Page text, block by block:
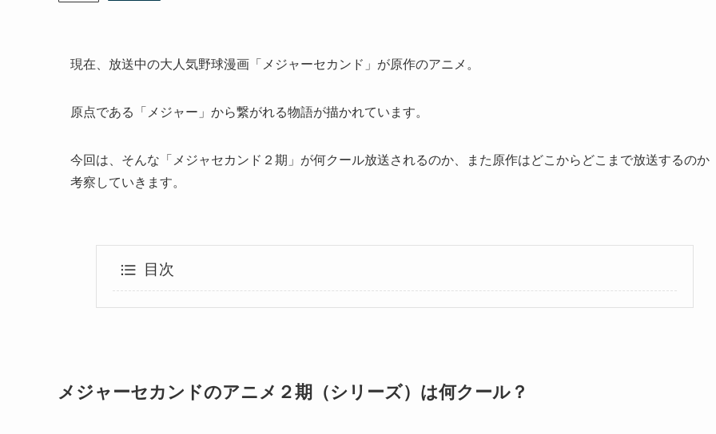
現在、放送中の大人気野球漫画「メジャーセカンド」が原作のアニメ。
原点である「メジャー」から繋がれる物語が描かれています。
今回は、そんな「メジャセカンド２期」が何クール放送されるのか、また原作はどこからどこまで放送するのか
考察していきます。
目次
メジャーセカンドのアニメ２期（シリーズ）は何クール？